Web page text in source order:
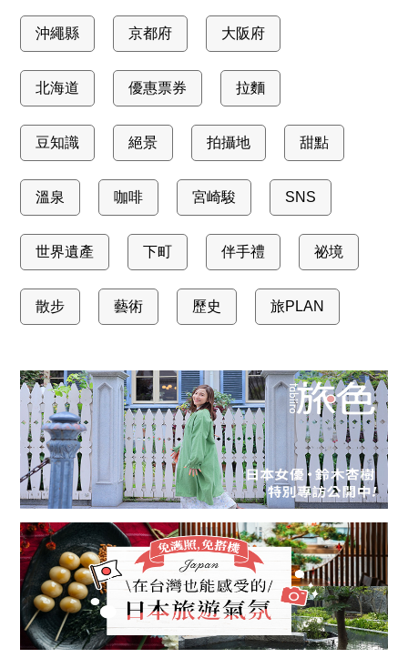
沖繩縣 京都府 大阪府
北海道 優惠票券 拉麵
豆知識 絕景 拍攝地 甜點
溫泉 咖啡 宮崎駿 SNS
世界遺產 下町 伴手禮 祕境
散步 藝術 歷史 旅PLAN